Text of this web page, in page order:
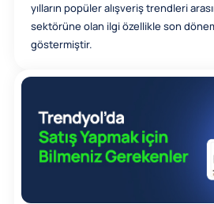
yılların popüler alışveriş trendleri
sektörüne olan ilgi özellikle son
göstermiştir.